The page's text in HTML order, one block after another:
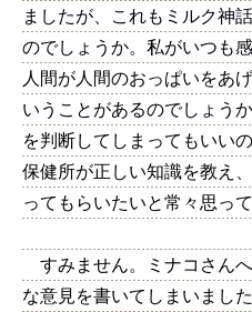
ましたが、これもミルク神
のでしょうか。私がいつも
人間が人間のおっぱいをあ
いうことがあるのでしょう
を判断してしまってもいい
保健所が正しい知識を教え
ってもらいたいと常々思って
すみません。ミナコさん
な意見を書いてしまいました